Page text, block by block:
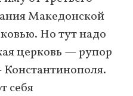
Македонской
Но тут надо
церковь — рупор
себя